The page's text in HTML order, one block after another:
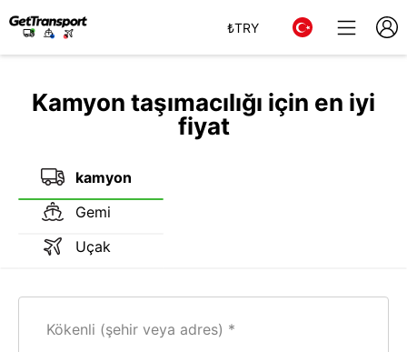
₺TRY
Kamyon taşımacılığı için en iyi
fiyat
kamyon
Gemi
Uçak
Kökenli (şehir veya adres)